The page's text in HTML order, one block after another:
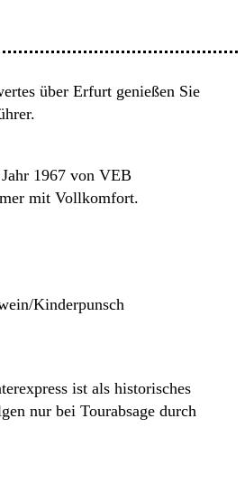
über Erfurt genießen Sie
1967 von VEB
mit Vollkomfort.
Kinderpunsch
ist als historisches
nur bei Tourabsage durch